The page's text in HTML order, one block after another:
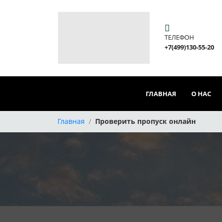
ТЕЛЕФОН
+7(499)130-55-20
ГЛАВНАЯ О НАС
Главная / Проверить пропуск онлайн